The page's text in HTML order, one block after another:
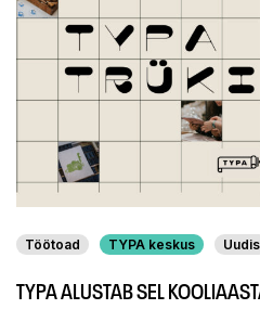
Töötoad TYPA keskus Uudis
TYPA ALUSTAB SEL